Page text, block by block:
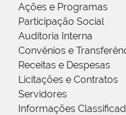
Ações e Programas
Participação Social
Auditoria Interna
Convênios e
Receitas e Despesas
Licitações e Contratos
Servidores
Informações